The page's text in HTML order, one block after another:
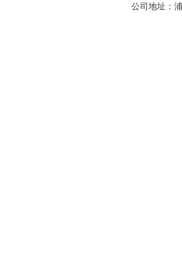
公司地址：